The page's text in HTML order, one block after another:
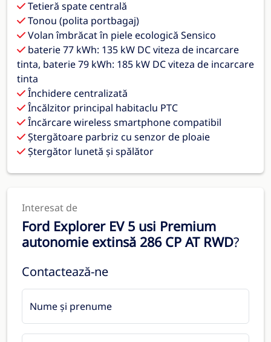
Tetieră spate centrală
Tonou (polita portbagaj)
Volan îmbrăcat în piele ecologică Sensico
baterie 77 kWh: 135 kW DC viteza de incarcare
tinta, baterie 79 kWh: 185 kW DC viteza de incarcare
tinta
Închidere centralizată
Încălzitor principal habitaclu PTC
Încărcare wireless smartphone compatibil
Ștergătoare parbriz cu senzor de ploaie
Ștergător lunetă și spălător
Interesat de
Ford Explorer EV 5 usi Premium
autonomie extinsă 286 CP AT RWD?
Contactează-ne
Nume și prenume